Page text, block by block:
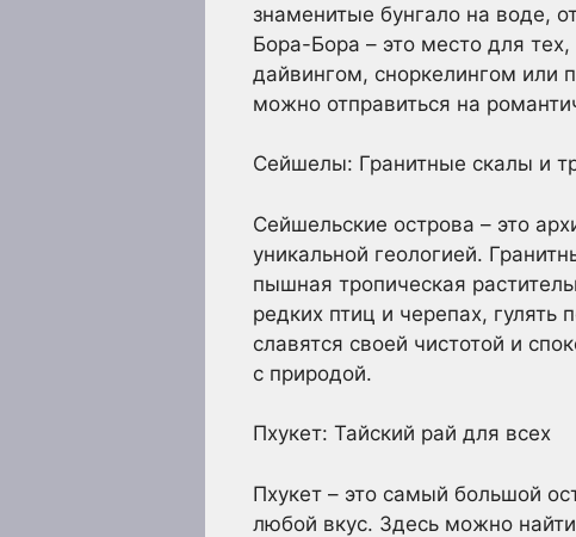
знаменитые бунгало на воде,
Бора-Бора – это место для
дайвингом, сноркелингом или
можно отправиться на
Сейшелы: Гранитные скалы и
Сейшельские острова – это
уникальной геологией.
пышная тропическая
редких птиц и черепах,
славятся своей чистотой и
с природой.
Пхукет: Тайский рай для всех
Пхукет – это самый большой
любой вкус. Здесь можно